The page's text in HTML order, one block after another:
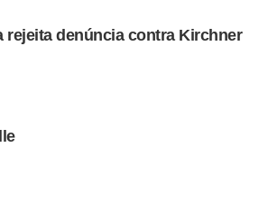
rejeita denúncia contra Kirchner